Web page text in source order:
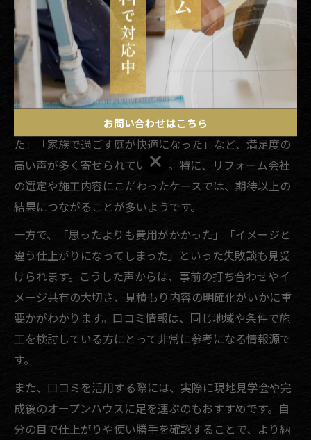
とがリスク回避のポイントです。評判の高い業者は、こ
うしたプロセスを丁寧に行うことで信頼を得ています。
口コミが示すグランドフィニッシュの満足度
大分県内でグランドフィニッシュを実施した方の口コミ
を見ると、「仕上がりが美しく近隣からも評判になっ
た」「家族で過ごす庭が快適になった」など、満足度の
高い声が多く寄せられています。特に、リフォーム会社
の選定や施工内容にこだわったケースでは、期待以上の
結果につながることが多いようです。
一方で、「思ったよりも費用がかかった」「イメージと
違う仕上がりになってしまった」といった失敗談も見受
けられます。こうした声からは、事前の打ち合わせやイ
メージ共有の大切さ、見積もり内容の明確化がいかに重
要かがわかります。口コミ情報は、同じ地域や条件で施
工を検討している方にとって非常に参考になる情報源で
す。
また、口コミを活用する際には、実際に現地見学会や完
成後のオープンハウスに足を運ぶのもおすすめです。自
分の目で仕上がりや使い勝手を確認することで、より納
お問い合わせはこちら
お問い合わせはこちら